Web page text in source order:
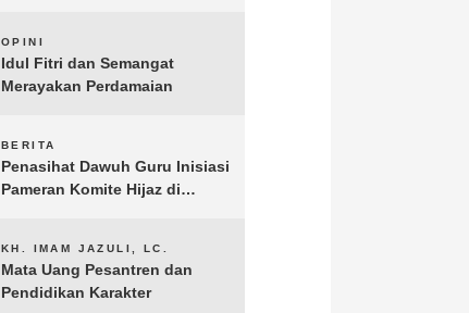
Perekonomian Rakyatnya
OPINI
Idul Fitri dan Semangat
Merayakan Perdamaian
BERITA
Penasihat Dawuh Guru Inisiasi
Pameran Komite Hijaz di
KH. IMAM JAZULI, LC.
Mata Uang Pesantren dan
Pendidikan Karakter